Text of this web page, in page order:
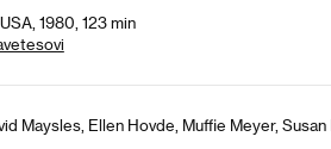
1980, 123 min
Maysles, Ellen Hovde, Muffie Meyer, Susan